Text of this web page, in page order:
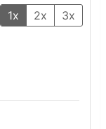
1x 2x 3x